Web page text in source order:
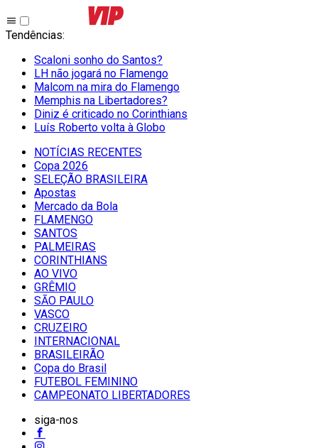
Tendências:
Scaloni sonho do Santos?
LH não jogará no Flamengo
Malcom na mira do Flamengo
Memphis na Libertadores?
Diniz é criticado no Corinthians
Luís Roberto volta à Globo
NOTÍCIAS RECENTES
Copa 2026
SELEÇÃO BRASILEIRA
Apostas
Mercado da Bola
FLAMENGO
SANTOS
PALMEIRAS
CORINTHIANS
AO VIVO
GRÊMIO
SĀO PAULO
VASCO
CRUZEIRO
INTERNACIONAL
BRASILEIRÃO
Copa do Brasil
FUTEBOL FEMININO
CAMPEONATO LIBERTADORES
siga-nos